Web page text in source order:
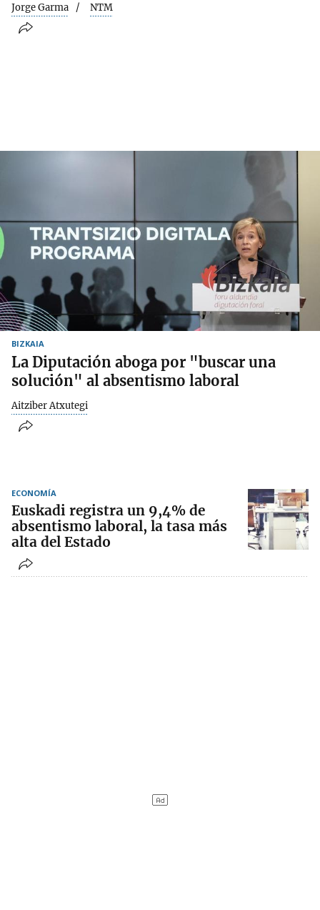
Jorge Garma NTM
BIZKAIA
La Diputación aboga por "buscar una
solución" al absentismo laboral
Aitziber Atxutegi
ECONOMÍA
Euskadi registra un 9,4% de
absentismo laboral, la tasa más
alta del Estado